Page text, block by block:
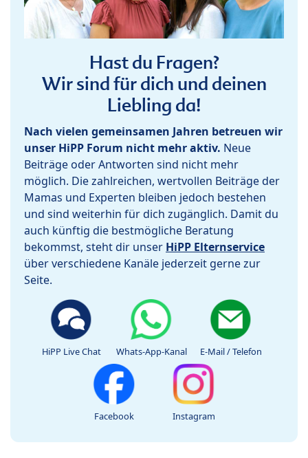
Hast du Fragen?
Wir sind für dich und deinen
Liebling da!
Nach vielen gemeinsamen Jahren betreuen wir
unser HiPP Forum nicht mehr aktiv. Neue
Beiträge oder Antworten sind nicht mehr
möglich. Die zahlreichen, wertvollen Beiträge der
Mamas und Experten bleiben jedoch bestehen
und sind weiterhin für dich zugänglich. Damit du
auch künftig die bestmögliche Beratung
bekommst, steht dir unser HiPP Elternservice
über verschiedene Kanäle jederzeit gerne zur
Seite.
HiPP Live Chat Whats-App-Kanal E-Mail / Telefon
Facebook Instagram